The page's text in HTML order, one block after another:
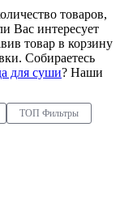
товаров,
Вас интересует
товар в корзину
Собираетесь
для суши? Наши
ТОП Фильтры